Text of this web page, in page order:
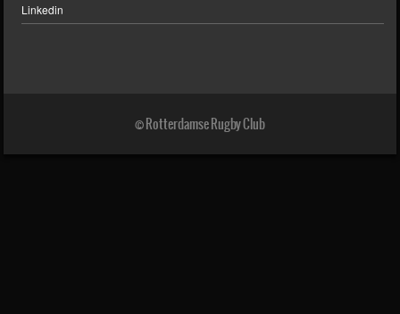
Linkedin
© Rotterdamse Rugby Club